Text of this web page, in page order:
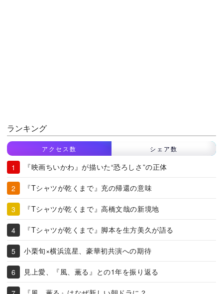
ランキング
アクセス数 シェア数
『映画ちいかわ』が描いた“恐ろしさ”の正体
『Tシャツが乾くまで』充の帰還の意味
『Tシャツが乾くまで』高橋文哉の新境地
『Tシャツが乾くまで』脚本を生方美久が語る
小栗旬×横浜流星、豪華初共演への期待
見上愛、『風、薫る』との1年を振り返る